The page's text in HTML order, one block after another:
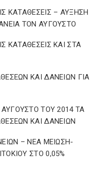
ΚΑΤΑΘΕΣΕΙΣ – ΑΥΞΗΣΗ
ΤΟΝ ΑΥΓΟΥΣΤΟ
ΚΑΤΑΘΕΣΕΙΣ ΚΑΙ ΣΤΑ
ΚΑΙ ΔΑΝΕΙΩΝ ΓΙΑ
ΤΟΥ 2014 ΤΑ
ΚΑΙ ΔΑΝΕΙΩΝ
– ΝΕΑ ΜΕΙΩΣΗ-
ΣΤΟ 0,05%